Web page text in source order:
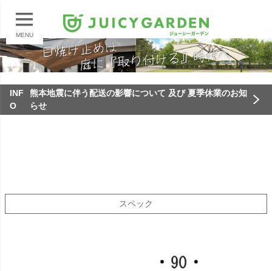
MENU
INF
O
熊本地震に伴う配送の影響について 及び 夏季休業のお知
らせ
スペック